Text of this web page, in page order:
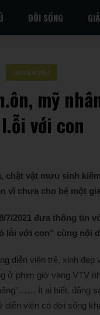
ĐỜI SỐNG
TRUYỆN VIỆT
mỹ
với con
chật vật mưu sinh
vì chưa cho bé một
2021 đưa thông tin
lỗi với con” cùng nội
diễn viên trẻ, xinh
ở phim giờ vàng VTV
Ít ai biết, đằng
diễn viên có đời sống